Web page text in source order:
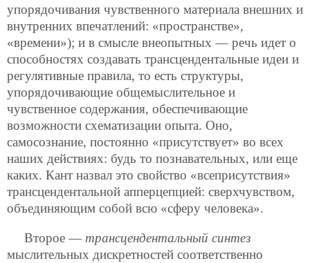
упорядочивания чувственного материала внешних и
внутренних впечатлений: «пространстве»,
«времени»); и в смысле внеопытных — речь идет о
способностях создавать трансцендентальные идеи и
регулятивные правила, то есть структуры,
упорядочивающие общемыслительное и
чувственное содержания, обеспечивающие
возможности схематизации опыта. Оно,
самосознание, постоянно «присутствует» во всех
наших действиях: будь то познавательных, или еще
каких. Кант назвал это свойство «всеприсутствия»
трансцендентальной апперцепцией: сверхчувством,
объединяющим собой всю «сферу человека».
Второе — трансцендентальный синтез
мыслительных дискретностей соответственно